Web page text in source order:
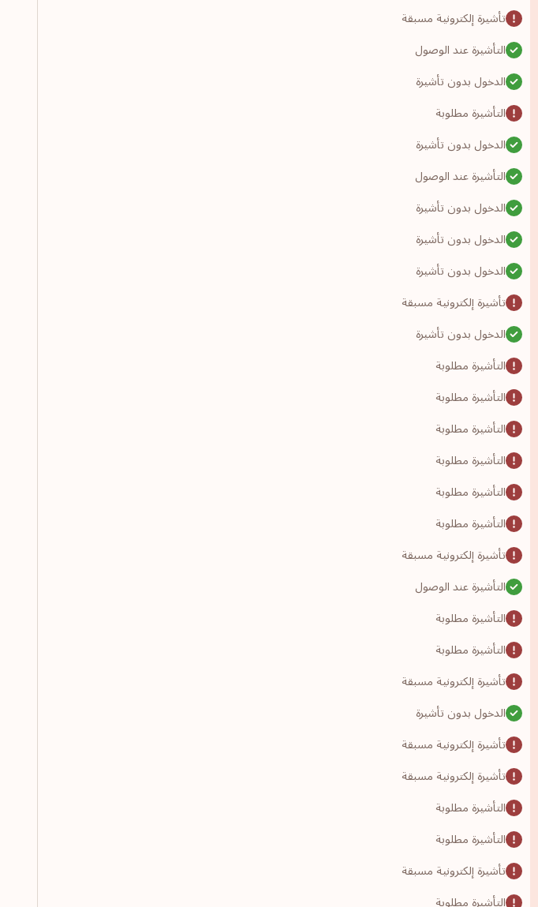
تأشيرة إلكترونية مسبقة
التأشيرة عند الوصول
الدخول بدون تأشيرة
التأشيرة مطلوبة
الدخول بدون تأشيرة
التأشيرة عند الوصول
الدخول بدون تأشيرة
الدخول بدون تأشيرة
الدخول بدون تأشيرة
تأشيرة إلكترونية مسبقة
الدخول بدون تأشيرة
التأشيرة مطلوبة
التأشيرة مطلوبة
التأشيرة مطلوبة
التأشيرة مطلوبة
التأشيرة مطلوبة
التأشيرة مطلوبة
تأشيرة إلكترونية مسبقة
التأشيرة عند الوصول
التأشيرة مطلوبة
التأشيرة مطلوبة
تأشيرة إلكترونية مسبقة
الدخول بدون تأشيرة
تأشيرة إلكترونية مسبقة
تأشيرة إلكترونية مسبقة
التأشيرة مطلوبة
التأشيرة مطلوبة
تأشيرة إلكترونية مسبقة